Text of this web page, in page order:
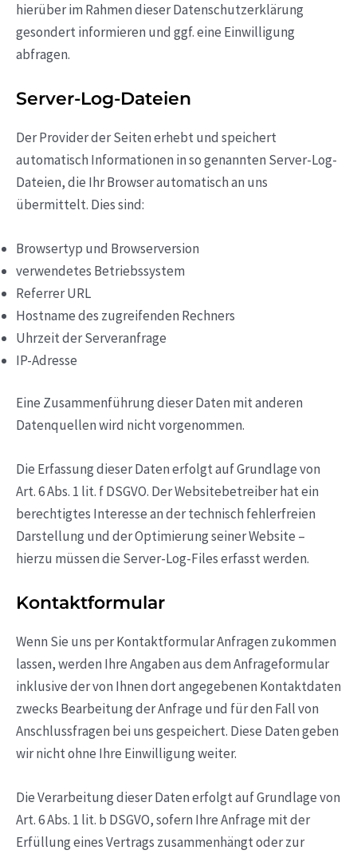
hierüber im Rahmen dieser Datenschutzerklärung
gesondert informieren und ggf. eine Einwilligung
abfragen.
Server-Log-Dateien
Der Provider der Seiten erhebt und speichert
automatisch Informationen in so genannten Server-Log-
Dateien, die Ihr Browser automatisch an uns
übermittelt. Dies sind:
Browsertyp und Browserversion
verwendetes Betriebssystem
Referrer URL
Hostname des zugreifenden Rechners
Uhrzeit der Serveranfrage
IP-Adresse
Eine Zusammenführung dieser Daten mit anderen
Datenquellen wird nicht vorgenommen.
Die Erfassung dieser Daten erfolgt auf Grundlage von
Art. 6 Abs. 1 lit. f DSGVO. Der Websitebetreiber hat ein
berechtigtes Interesse an der technisch fehlerfreien
Darstellung und der Optimierung seiner Website –
hierzu müssen die Server-Log-Files erfasst werden.
Kontaktformular
Wenn Sie uns per Kontaktformular Anfragen zukommen
lassen, werden Ihre Angaben aus dem Anfrageformular
inklusive der von Ihnen dort angegebenen Kontaktdaten
zwecks Bearbeitung der Anfrage und für den Fall von
Anschlussfragen bei uns gespeichert. Diese Daten geben
wir nicht ohne Ihre Einwilligung weiter.
Die Verarbeitung dieser Daten erfolgt auf Grundlage von
Art. 6 Abs. 1 lit. b DSGVO, sofern Ihre Anfrage mit der
Erfüllung eines Vertrags zusammenhängt oder zur